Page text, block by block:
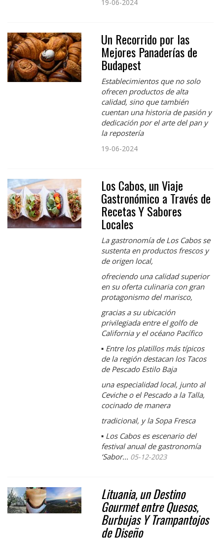
19-06-2024
Un Recorrido por las
Mejores Panaderías de
Budapest
Establecimientos que no solo
ofrecen productos de alta
calidad, sino que también
cuentan una historia de pasión y
dedicación por el arte del pan y
la repostería
19-06-2024
Los Cabos, un Viaje
Gastronómico a Través de
Recetas Y Sabores
Locales
La gastronomía de Los Cabos se
sustenta en productos frescos y
de origen local,
ofreciendo una calidad superior
en su oferta culinaria con gran
protagonismo del marisco,
gracias a su ubicación
privilegiada entre el golfo de
California y el océano Pacífico
▪ Entre los platillos más típicos
de la región destacan los Tacos
de Pescado Estilo Baja
una especialidad local, junto al
Ceviche o el Pescado a la Talla,
cocinado de manera
tradicional, y la Sopa Fresca
▪ Los Cabos es escenario del
festival anual de gastronomía
‘Sabor... 05-12-2023
Lituania, un Destino
Gourmet entre Quesos,
Burbujas Y Trampantojos
de Diseño